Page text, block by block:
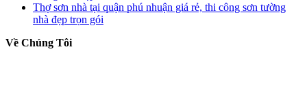
Thợ sơn nhà tại quận phú nhuận giá rẻ, thi công sơn tường
nhà đẹp trọn gói
Về Chúng Tôi